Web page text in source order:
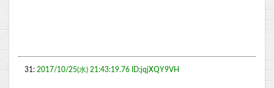
31: 2017/10/25(水) 21:43:19.76 ID:jqjXQY9VH